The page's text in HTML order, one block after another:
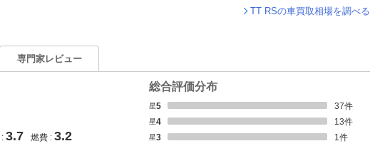
TT RSの車買取相場を調べる
専門家レビュー
3.7 燃費 3.2
総合評価分布
星5 37件
星4
13件
星3
1件